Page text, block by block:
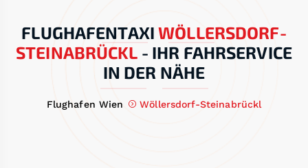
FLUGHAFENTAXI WÖLLERSDORF-
STEINABRÜCKL - IHR FAHRSERVICE
IN DER NÄHE
Flughafen Wien Wöllersdorf-Steinabrückl